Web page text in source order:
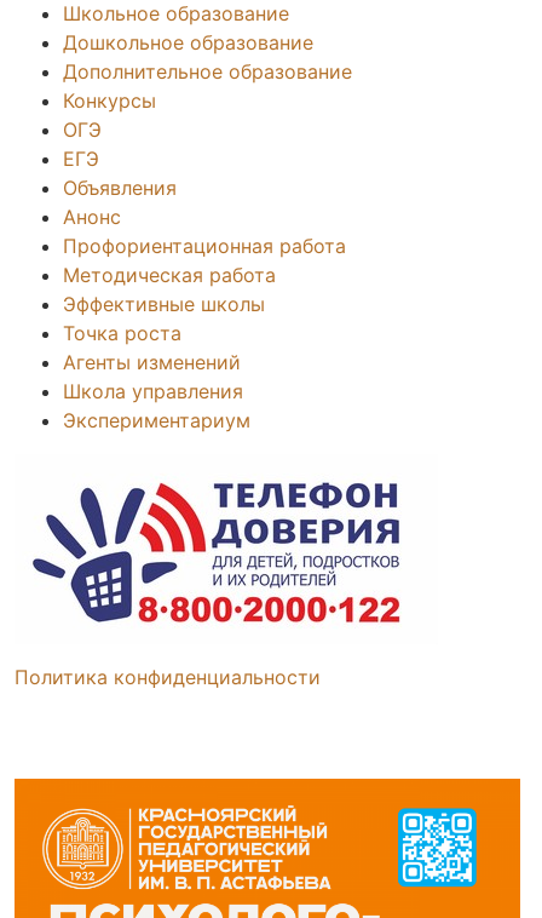
Школьное образование
Дошкольное образование
Дополнительное образование
Конкурсы
ОГЭ
ЕГЭ
Объявления
Анонс
Профориентационная работа
Методическая работа
Эффективные школы
Точка роста
Агенты изменений
Школа управления
Экспериментариум
Политика конфиденциальности